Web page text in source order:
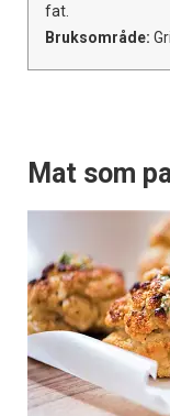
fat.
Bruksområde:
Mat som